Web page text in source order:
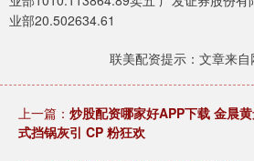
业部20.502634.61
联美配资提示：文章来自
上一篇： 炒股配资哪家好APP下载 金晨
式挡锅灰引 CP 粉狂欢